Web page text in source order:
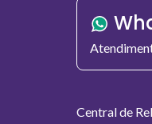
Central de